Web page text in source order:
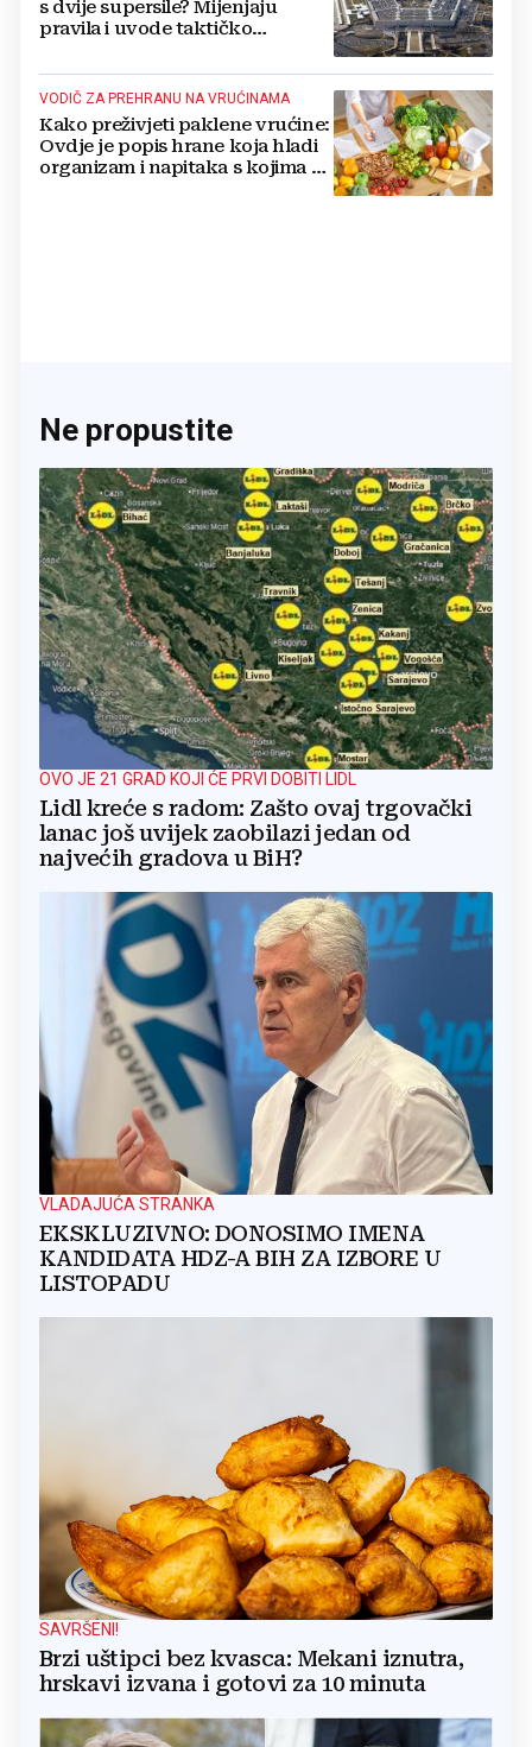
s dvije supersile? Mijenjaju
pravila i uvode taktičko
VODIČ ZA PREHRANU NA VRUĆINAMA
Kako preživjeti paklene vrućine:
Ovdje je popis hrane koja hladi
organizam i napitaka s kojima si
Ne propustite
OVO JE 21 GRAD KOJI ĆE PRVI DOBITI LIDL
Lidl kreće s radom: Zašto ovaj trgovački
lanac još uvijek zaobilazi jedan od
najvećih gradova u BiH?
VLADAJUĆA STRANKA
EKSKLUZIVNO: DONOSIMO IMENA
KANDIDATA HDZ-A BIH ZA IZBORE U
LISTOPADU
SAVRŠENI!
Brzi uštipci bez kvasca: Mekani iznutra,
hrskavi izvana i gotovi za 10 minuta